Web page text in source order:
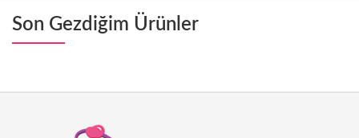
Son Gezdiğim Ürünler